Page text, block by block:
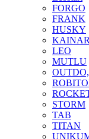
FORGO
FRANK
HUSKY
KAINAR
LEO
MUTLU
STORM
TAB
TITAN